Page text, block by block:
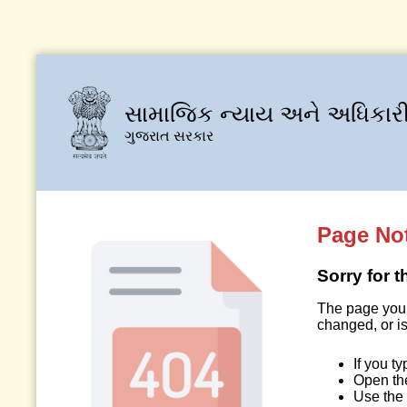
સામાજિક ન્યાય અને
ગુજરાત સરકાર
Page
Sorry for
The page
changed, or
If you
Open
Use